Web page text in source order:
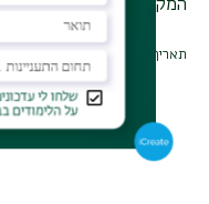
המקצועית.
תאריך עדכון אחרון : 26/11/2023